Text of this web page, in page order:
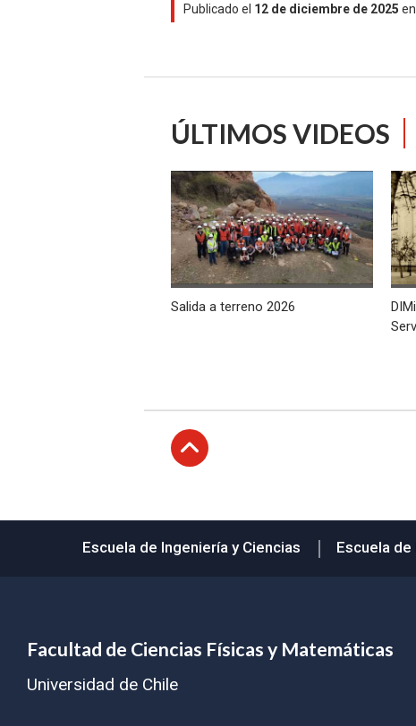
Publicado el 12 de diciembre de 2025 en
ÚLTIMOS VIDEOS
Salida a terreno 2026
Escuela de Ingeniería y Ciencias Escuela
Facultad de Ciencias Físicas y Matemáticas
Universidad de Chile